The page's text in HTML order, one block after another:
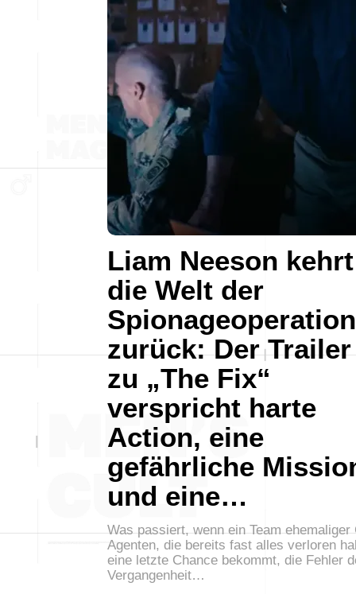
Liam Neeson
die Welt der
zurück: Der Trailer
zu „The Fix“
verspricht harte
Action, eine
gefährliche
und eine…
Was passiert, wenn ein Team ehemaliger
Agenten, die bereits fast alles verloren
eine letzte Chance bekommt, die Fehler
Vergangenheit…